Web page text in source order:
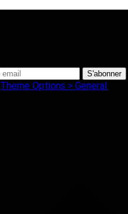
Theme Options > General